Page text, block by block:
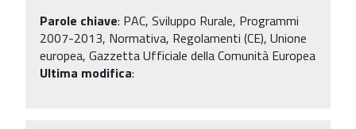
Parole chiave: PAC, Sviluppo Rurale, Programmi
2007-2013, Normativa, Regolamenti (CE), Unione
europea, Gazzetta Ufficiale della Comunità Europea
Ultima modifica: